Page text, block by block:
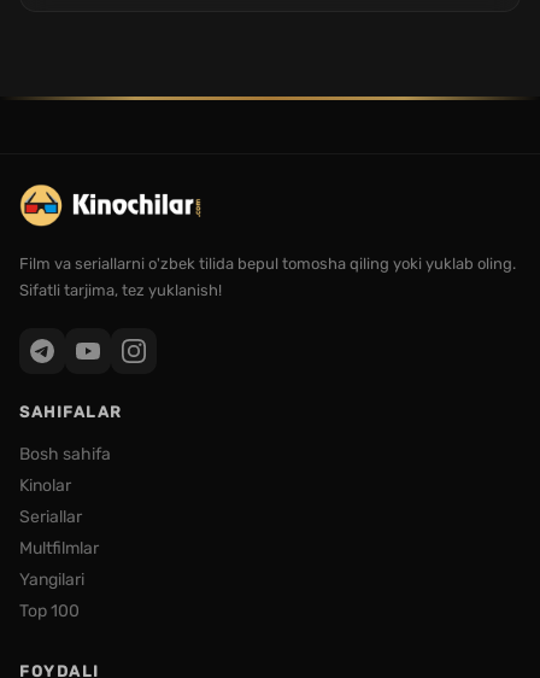
Film va seriallarni o'zbek tilida bepul tomosha qiling yoki yuklab oling.
Sifatli tarjima, tez yuklanish!
SAHIFALAR
Bosh sahifa
Kinolar
Seriallar
Multfilmlar
Yangilari
Top 100
FOYDALI